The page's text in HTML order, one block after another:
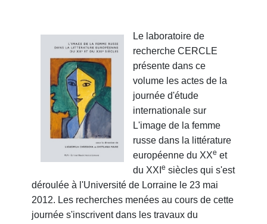
Le laboratoire de
recherche CERCLE
présente dans ce
volume les actes de la
journée d'étude
internationale sur
L'image de la femme
russe dans la littérature
européenne du XXe et
du XXI e siècles qui s'est
déroulée à l'Université de Lorraine le 23 mai
2012. Les recherches menées au cours de cette
journée s'inscrivent dans les travaux du